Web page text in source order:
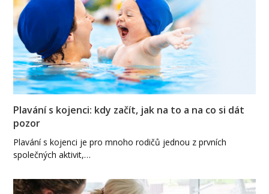
Plavání s kojenci: kdy začít, jak na to a na co si dát
pozor
Plavání s kojenci je pro mnoho rodičů jednou z prvních
společných aktivit,…